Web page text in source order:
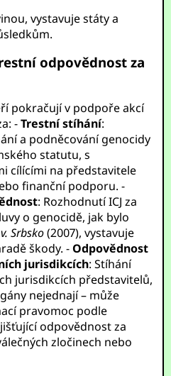
vystavuje státy a
odpovědnost za
pokračují v podpoře akcí
-Trestní stíhání:
a podněcování genocidy
statutu, s
cílícími na představitele
finanční podporu. -
: Rozhodnutí ICJ za
o genocidě, jak bylo
Srbsko(2007), vystavuje
škody. -Odpovědnost
jurisdikcích: Stíhání
jurisdikcích představitelů,
nejednají – může
pravomoc podle
odpovědnost za
zločinech nebo